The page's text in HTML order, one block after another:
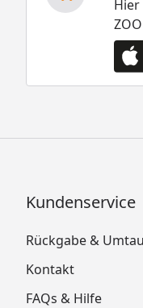
Hier
Kundenservice
Rückgabe &
Kontakt
FAQs & Hilfe